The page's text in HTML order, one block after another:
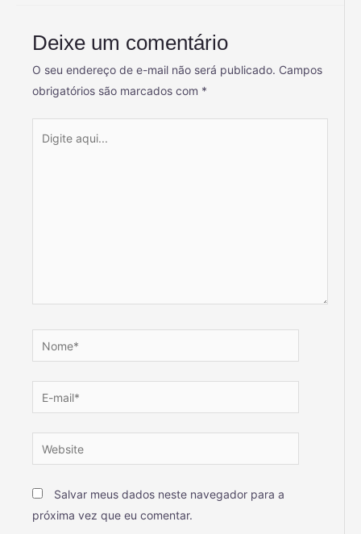
Deixe um comentário
O seu endereço de e-mail não será publicado. Campos
obrigatórios são marcados com *
Salvar meus dados neste navegador para a
próxima vez que eu comentar.